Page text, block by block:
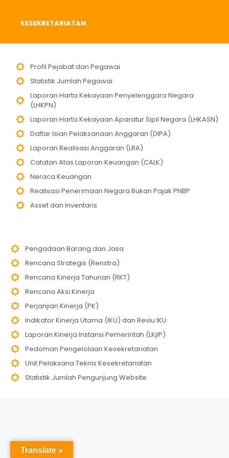
KESEKRETARIATAN
Profil Pejabat dan Pegawai
Statistik Jumlah Pegawai
Laporan Harta Kekayaan Penyelenggara Negara
(LHKPN)
Laporan Harta Kekayaan Aparatur Sipil Negara (LHKASN)
Daftar Isian Pelaksanaan Anggaran (DIPA)
Laporan Realisasi Anggaran (LRA)
Catatan Atas Laporan Keuangan (CALK)
Neraca Keuangan
Realisasi Penerimaan Negara Bukan Pajak PNBP
Asset dan Inventaris
Pengadaan Barang dan Jasa
Rencana Strategis (Renstra)
Rencana Kinerja Tahunan (RKT)
Rencana Aksi Kinerja
Perjanjian Kinerja (PK)
Indikator Kinerja Utama (IKU) dan Reviu IKU
Laporan Kinerja Instansi Pemerintah (LKjIP)
Pedoman Pengelolaan Kesekretariatan
Unit Pelaksana Teknis Kesekretariatan
Statistik Jumlah Pengunjung Website
Translate »